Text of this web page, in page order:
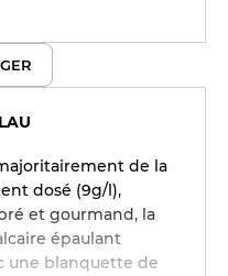
de la
dosé (9g/l),
et gourmand, la
épaulant
une blanquette de